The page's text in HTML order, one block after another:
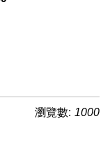
瀏覽數: 1000